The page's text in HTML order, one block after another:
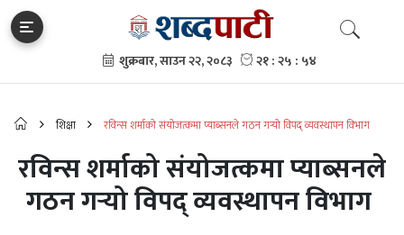
शिक्षा रविन्स शर्माको संयोजत्कमा प्याब्सनले गठन गर्‍यो विपद् व्यवस्थापन विभाग
रविन्स शर्माको संयोजत्कमा प्याब्सनले
गठन गर्‍यो विपद् व्यवस्थापन विभाग